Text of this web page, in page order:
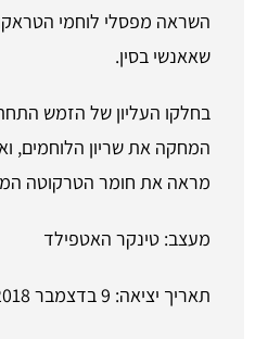
השראה מפסלי לוחמי
שאאנשי בסין.
בחלקו העליון של הזמש
המחקה את שריון הלוחמים,
מראה את חומר הטרקוטה
מעצב: טינקר האטפילד
תאריך יציאה: 9 בדצמבר 2018